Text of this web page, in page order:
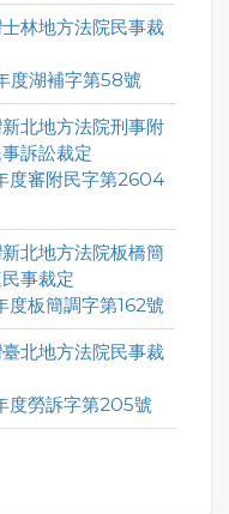
林地方法院民事裁
度湖補字第58號
北地方法院刑事附
訴訟裁定
度審附民字第2604
北地方法院板橋簡
事裁定
度板簡調字第162號
北地方法院民事裁
度勞訴字第205號